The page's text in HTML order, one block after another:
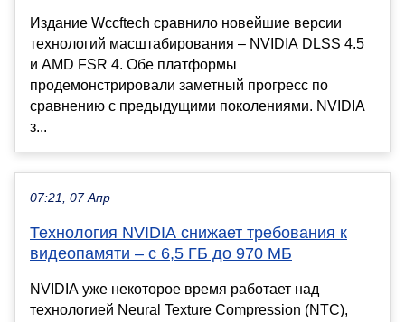
Издание Wccftech сравнило новейшие версии
технологий масштабирования – NVIDIA DLSS 4.5
и AMD FSR 4. Обе платформы
продемонстрировали заметный прогресс по
сравнению с предыдущими поколениями. NVIDIA
з...
07:21, 07 Апр
Технология NVIDIA снижает требования к
видеопамяти – с 6,5 ГБ до 970 МБ
NVIDIA уже некоторое время работает над
технологией Neural Texture Compression (NTC),